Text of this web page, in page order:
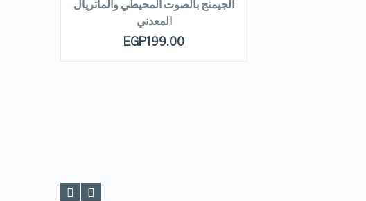
QUICK LOOK
VIEW DETAILS
الجيمنج بالصوت المحيطي والماتريال
المعدني
EGP199.00